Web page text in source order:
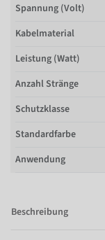
Spannung (Volt)
Kabelmaterial
Leistung (Watt)
Anzahl Stränge
Schutzklasse
Standardfarbe
Anwendung
Beschreibung